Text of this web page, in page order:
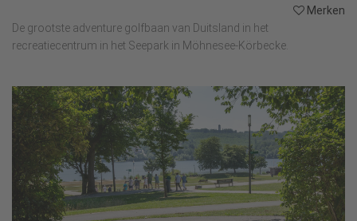
Merken
De grootste adventure golfbaan van Duitsland in het
recreatiecentrum in het Seepark in Möhnesee-Körbecke.